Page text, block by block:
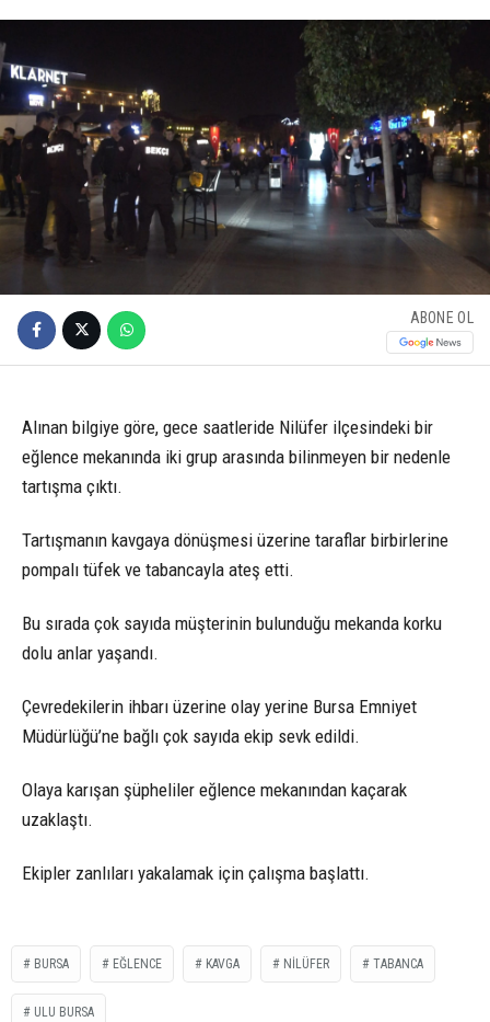
ABONE OL
Alınan bilgiye göre, gece saatleride Nilüfer ilçesindeki bir
eğlence mekanında iki grup arasında bilinmeyen bir nedenle
tartışma çıktı.
Tartışmanın kavgaya dönüşmesi üzerine taraflar birbirlerine
pompalı tüfek ve tabancayla ateş etti.
Bu sırada çok sayıda müşterinin bulunduğu mekanda korku
dolu anlar yaşandı.
Çevredekilerin ihbarı üzerine olay yerine Bursa Emniyet
Müdürlüğü’ne bağlı çok sayıda ekip sevk edildi.
Olaya karışan şüpheliler eğlence mekanından kaçarak
uzaklaştı.
Ekipler zanlıları yakalamak için çalışma başlattı.
BURSA EĞLENCE KAVGA NILÜFER TABANCA
ULU BURSA